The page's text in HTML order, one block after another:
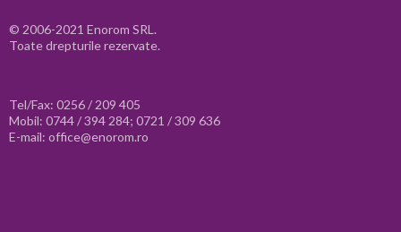
© 2006-2021 Enorom SRL.
Toate drepturile rezervate.
Tel/Fax: 0256 / 209 405
Mobil: 0744 / 394 284; 0721 / 309 636
E-mail: office@enorom.ro